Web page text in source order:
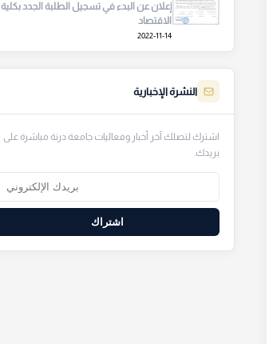
إعلان عن البدء في تسجيل الطلبة الجدد بكلية
الاقتصاد
2022-11-14
النشرة الإخبارية
اشترك لتصلك آخر أخبار وفعاليات جامعة درنة مباشرة على
بريدك.
اشتراك